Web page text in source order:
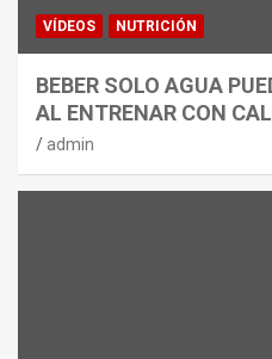
VÍDEOS NUTRICIÓN
BEBER SOLO AGUA
AL ENTRENAR CON
admin